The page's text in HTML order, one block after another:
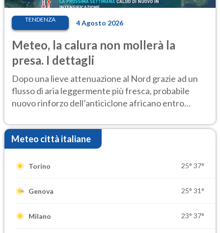
TENDENZA 4 Agosto 2026
Meteo, la calura non mollerà la
presa. I dettagli
Dopo una lieve attenuazione al Nord grazie ad un
flusso di aria leggermente più fresca, probabile
nuovo rinforzo dell’anticiclone africano entro
Meteo città italiane
Torino 25° 37°
Genova 25° 31°
Milano 23° 37°